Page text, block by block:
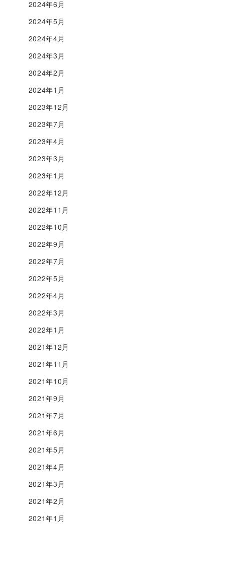
2024年6月
2024年5月
2024年4月
2024年3月
2024年2月
2024年1月
2023年12月
2023年7月
2023年4月
2023年3月
2023年1月
2022年12月
2022年11月
2022年10月
2022年9月
2022年7月
2022年5月
2022年4月
2022年3月
2022年1月
2021年12月
2021年11月
2021年10月
2021年9月
2021年7月
2021年6月
2021年5月
2021年4月
2021年3月
2021年2月
2021年1月